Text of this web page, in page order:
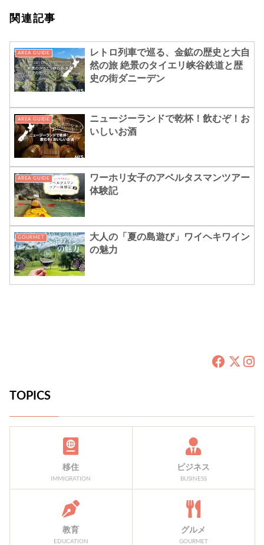
関連記事
AREA GUIDE
レトロ列車で巡る、金鉱の歴史と大自
然の旅 絶景のタイエリ峡谷鉄道と歴
史の街ダニーデン
AREA GUIDE
ニュージーランドで乾杯！飲むぞ！お
いしいお酒
AREA GUIDE
ワーホリ女子のアベルタスマンツアー
体験記
GOURMET
大人の「夏の島遊び」ワイヘキワイン
の魅力
TOPICS
移住
IMMIGRATION
ビジネス
BUSINESS
教育
EDUCATION
グルメ
GOURMET